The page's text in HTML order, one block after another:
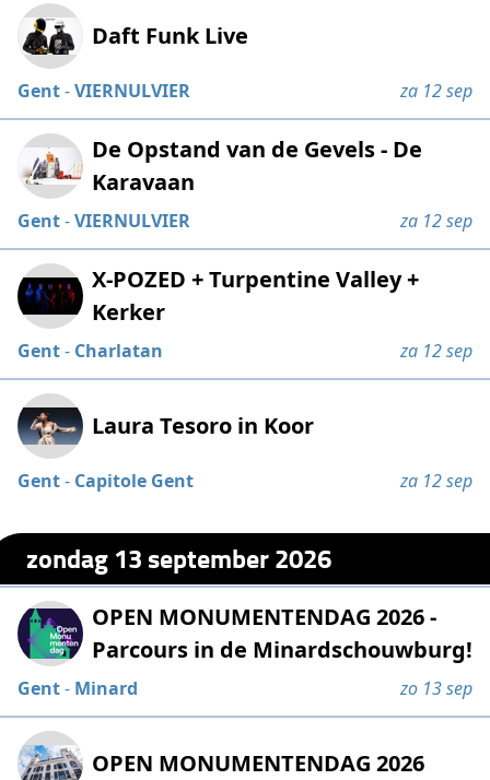
Daft Funk Live
Gent-VIERNULVIER za 12 sep
De Opstand van de Gevels - De
Karavaan
Gent-VIERNULVIER za 12 sep
X-POZED + Turpentine Valley +
Kerker
Gent- Charlatan za 12 sep
Laura Tesoro in Koor
Gent- Capitole Gent za 12 sep
zondag 13 september 2026
OPEN MONUMENTENDAG 2026 -
Parcours in de Minardschouwburg!
Gent- Minard zo 13 sep
OPEN MONUMENTENDAG 2026